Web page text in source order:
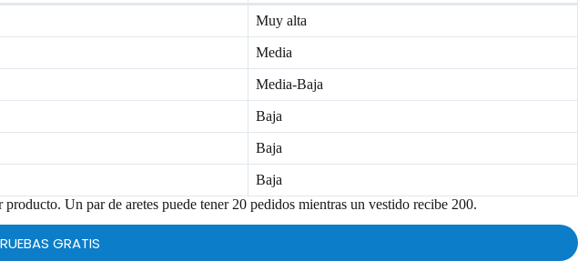
Muy alta
Media
Media-Baja
Baja
Baja
Baja
Un par de aretes puede tener 20 pedidos mientras un vestido recibe 200.
GRATIS